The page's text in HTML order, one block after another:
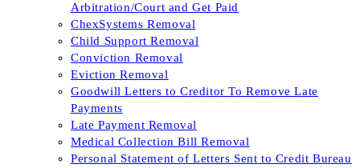
Arbitration/Court and Get Paid
ChexSystems Removal
Child Support Removal
Conviction Removal
Eviction Removal
Goodwill Letters to Creditor To Remove Late
Payments
Late Payment Removal
Medical Collection Bill Removal
Personal Statement of Letters Sent to Credit Bureau